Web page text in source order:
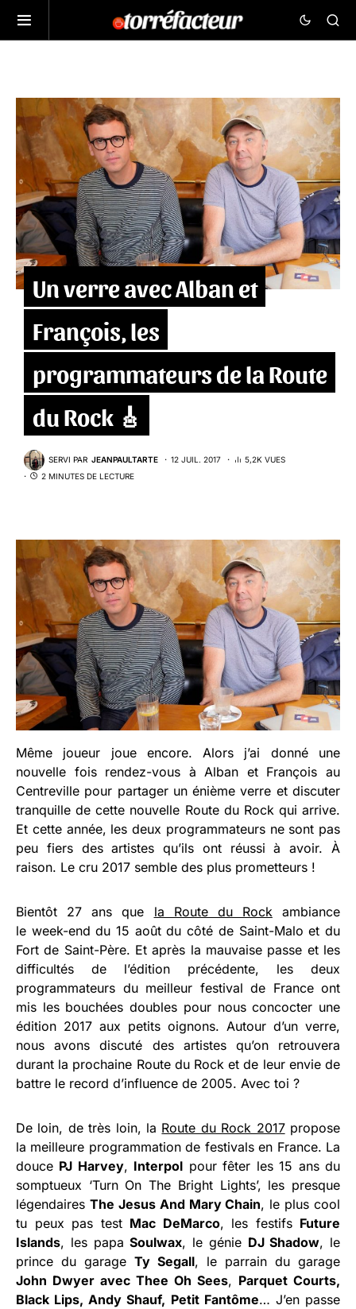
Un verre avec Alban et
François, les
programmateurs de la Route
du Rock 🎸
SERVI PAR JEANPAULTARTE 12 JUIL. 2017
5,2K VUES
2 MINUTES DE LECTURE
Même joueur joue encore. Alors j’ai donné une
nouvelle fois rendez-vous à Alban et François au
Centreville pour partager un énième verre et discuter
tranquille de cette nouvelle Route du Rock qui arrive.
Et cette année, les deux programmateurs ne sont pas
peu fiers des artistes qu’ils ont réussi à avoir. À
raison. Le cru 2017 semble des plus prometteurs !
Bientôt 27 ans que la Route du Rockambiance
le week-end du 15 août du côté de Saint-Malo et du
Fort de Saint-Père. Et après la mauvaise passe et les
difficultés de l’édition précédente, les deux
programmateurs du meilleur festival de France ont
mis les bouchées doubles pour nous concocter une
édition 2017 aux petits oignons. Autour d’un verre,
nous avons discuté des artistes qu’on retrouvera
durant la prochaine Route du Rock et de leur envie de
battre le record d’influence de 2005. Avec toi ?
De loin, de très loin, la Route du Rock 2017propose
la meilleure programmation de festivals en France. La
douce PJ Harvey, Interpol pour fêter les 15 ans du
somptueux ‘Turn On The Bright Lights’, les presque
légendaires The Jesus And Mary Chain, le plus cool
tu peux pas test Mac DeMarco, les festifs Future
Islands, les papaSoulwax, le génie DJ Shadow, le
prince du garage Ty Segall, le parrain du garage
John Dwyer avec Thee Oh Sees, Parquet Courts,
Black Lips, Andy Shauf, Petit Fantôme… J’en passe